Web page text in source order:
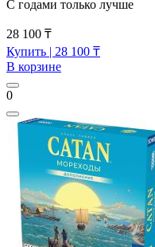
С годами только лучше
28 100 ₸
Купить | 28 100 ₸
В корзине
0